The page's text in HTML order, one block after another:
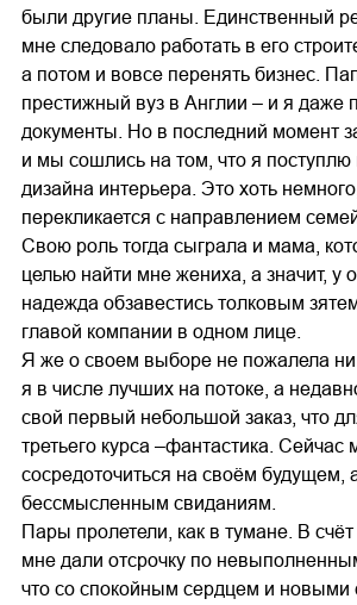
были другие планы. Единственный
мне следовало работать в его
а потом и вовсе перенять бизнес.
престижный вуз в Англии – и я даже
документы. Но в последний момент
и мы сошлись на том, что я поступлю
дизайна интерьера. Это хоть
перекликается с направлением
Свою роль тогда сыграла и мама,
целью найти мне жениха, а значит, у
надежда обзавестись толковым
главой компании в одном лице.
Я же о своем выборе не пожалела ни
я в числе лучших на потоке, а
свой первый небольшой заказ, что
третьего курса –фантастика. Сейчас
сосредоточиться на своём будущем,
бессмысленным свиданиям.
Пары пролетели, как в тумане. В
мне дали отсрочку по
что со спокойным сердцем и